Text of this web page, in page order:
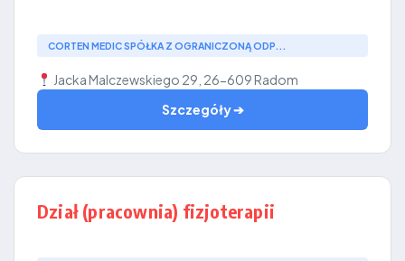
CORTEN MEDIC SPÓŁKA Z OGRANICZONĄ ODP...
Jacka Malczewskiego 29, 26-609 Radom
Szczegóły ➔
Dział (pracownia) fizjoterapii